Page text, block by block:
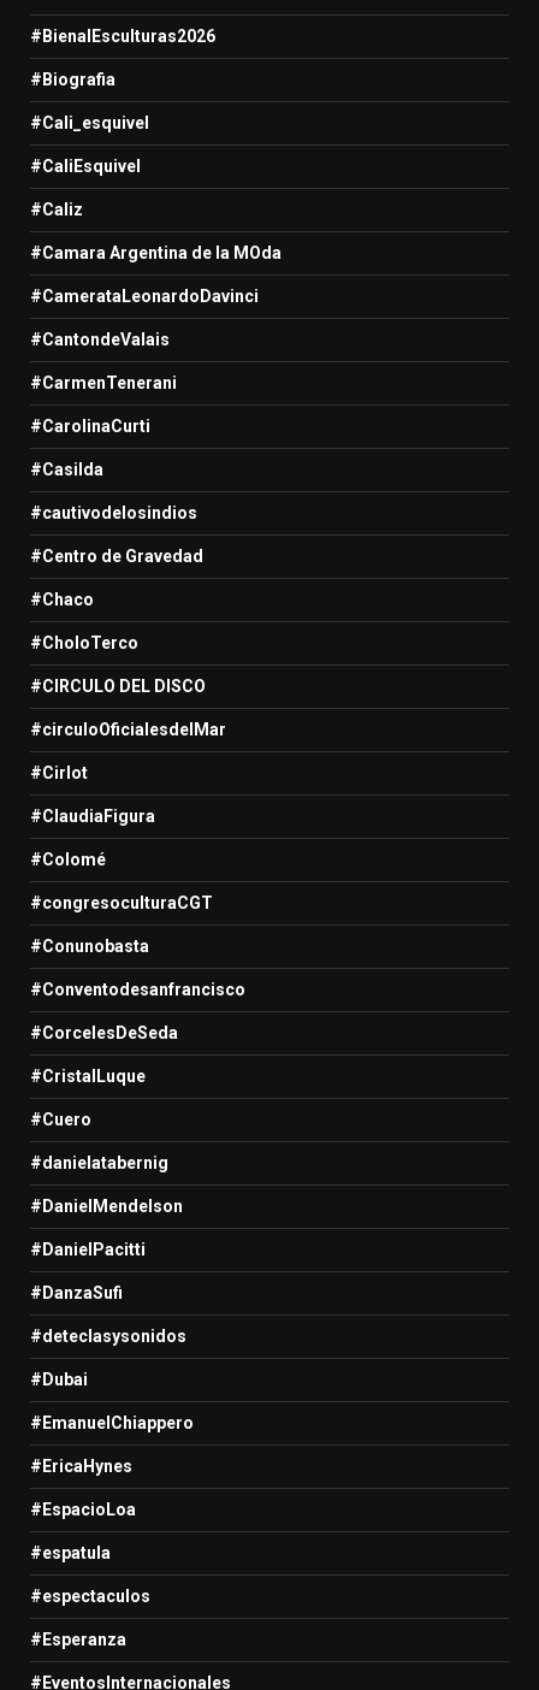
#BienalEsculturas2026
#Biografia
#Cali_esquivel
#CaliEsquivel
#Caliz
#Camara Argentina de la MOda
#CamerataLeonardoDavinci
#CantondeValais
#CarmenTenerani
#CarolinaCurti
#Casilda
#cautivodelosindios
#Centro de Gravedad
#Chaco
#CholoTerco
#CIRCULO DEL DISCO
#circuloOficialesdelMar
#Cirlot
#ClaudiaFigura
#Colomé
#congresoculturaCGT
#Conunobasta
#Conventodesanfrancisco
#CorcelesDeSeda
#CristalLuque
#Cuero
#danielatabernig
#DanielMendelson
#DanielPacitti
#DanzaSufi
#deteclasysonidos
#Dubai
#EmanuelChiappero
#EricaHynes
#EspacioLoa
#espatula
#espectaculos
#Esperanza
#EventosInternacionales